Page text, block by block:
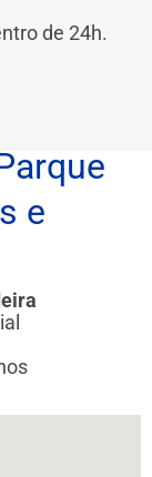
de 24h.
e